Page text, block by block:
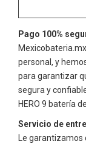
Pago 100%
personal, y
para garantizar
segura y
HERO 9 batería
Servicio de
Le